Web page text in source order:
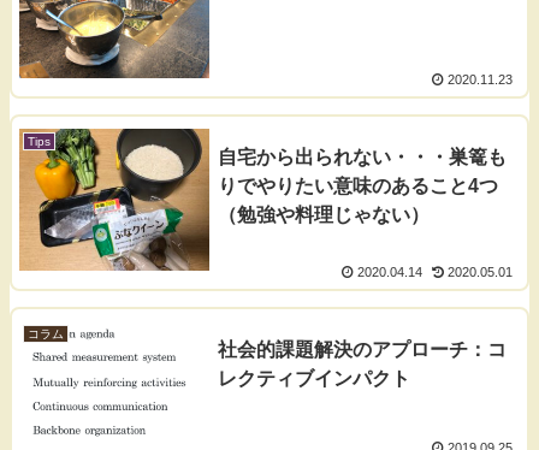
2020.11.23
Tips
自宅から出られない・・・巣篭も
りでやりたい意味のあること4つ
（勉強や料理じゃない）
2020.04.14 2020.05.01
コラム
社会的課題解決のアプローチ：コ
レクティブインパクト